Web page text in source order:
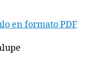
en formato PDF